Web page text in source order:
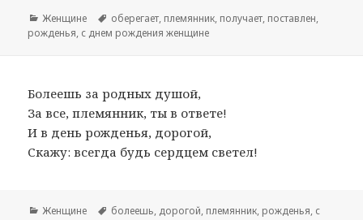
Рубрики
Женщине Метки
оберегает, племянник, получает, поставлен,
рожденья, с днем рождения женщине
Болеешь за родных душой,
За все, племянник, ты в ответе!
И в день рожденья, дорогой,
Скажу: всегда будь сердцем светел!
Рубрики
Женщине Метки
болеешь, дорогой, племянник, рожденья, с